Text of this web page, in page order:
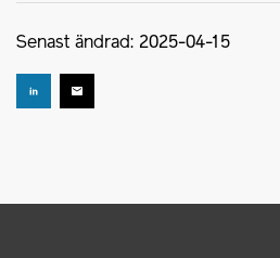
Senast ändrad: 2025-04-15